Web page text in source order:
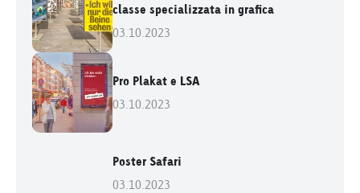
classe specializzata in grafica
03.10.2023
Pro Plakat e LSA
03.10.2023
Poster Safari
03.10.2023